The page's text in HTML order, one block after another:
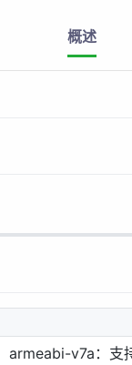
概述
armeabi-v7a：支